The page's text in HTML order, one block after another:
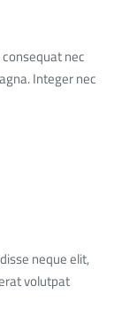
nec
Integer nec
neque elit,
volutpat